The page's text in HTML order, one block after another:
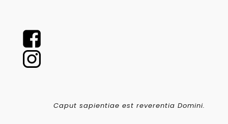
Caput sapientiae est reverentia Domini.